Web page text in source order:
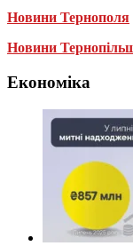
Новини Тернополя
Новини
Економіка